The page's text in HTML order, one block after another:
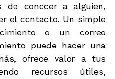
de conocer a alguien,
el contacto. Un simple
o un correo
puede hacer una
ofrece valor a tus
recursos útiles,